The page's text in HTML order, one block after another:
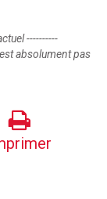
----------
absolument pas